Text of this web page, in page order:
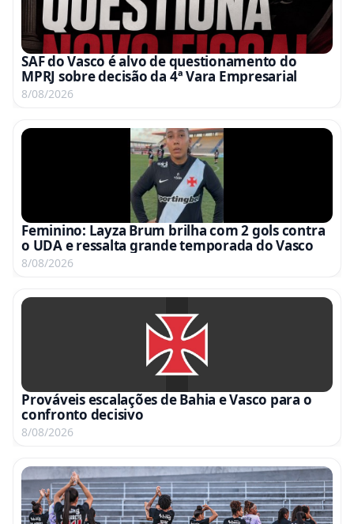
SAF do Vasco é alvo de questionamento do
MPRJ sobre decisão da 4ª Vara Empresarial
8/08/2026
Feminino: Layza Brum brilha com 2 gols contra
o UDA e ressalta grande temporada do Vasco
8/08/2026
Prováveis escalações de Bahia e Vasco para o
confronto decisivo
8/08/2026